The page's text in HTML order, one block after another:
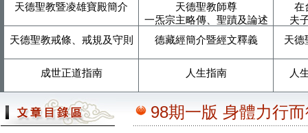
天德聖教暨凌雄寶殿簡介
天德聖教師尊
一炁宗主略傳、聖蹟及論述
在
夫
天德聖教戒條、戒規及守則
德藏經簡介暨經文釋義 天德
成世正道指南 人生指南 人
98期一版 身體力行